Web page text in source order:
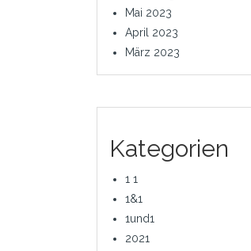
Mai 2023
April 2023
März 2023
Kategorien
1 1
1&1
1und1
2021